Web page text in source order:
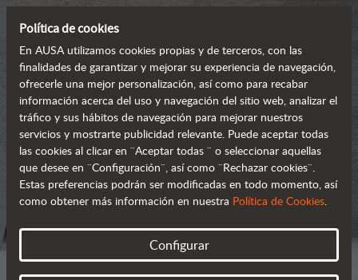
Política de cookies
En AUSA utilizamos cookies propias y de terceros, con las
finalidades de garantizar y mejorar su experiencia de navegación,
ofrecerle una mejor personalización, así como para recabar
información acerca del uso y navegación del sitio web, analizar el
tráfico y sus hábitos de navegación para mejorar nuestros
servicios y mostrarte publicidad relevante. Puede aceptar todas
las cookies al clicar en ¨Aceptar todas ¨ o seleccionar aquellas
que desee en ¨Configuración¨, así como ¨Rechazar cookies¨.
Estas preferencias podrán ser modificadas en todo momento, así
como obtener más información en nuestra Política de Cookies.
Configurar